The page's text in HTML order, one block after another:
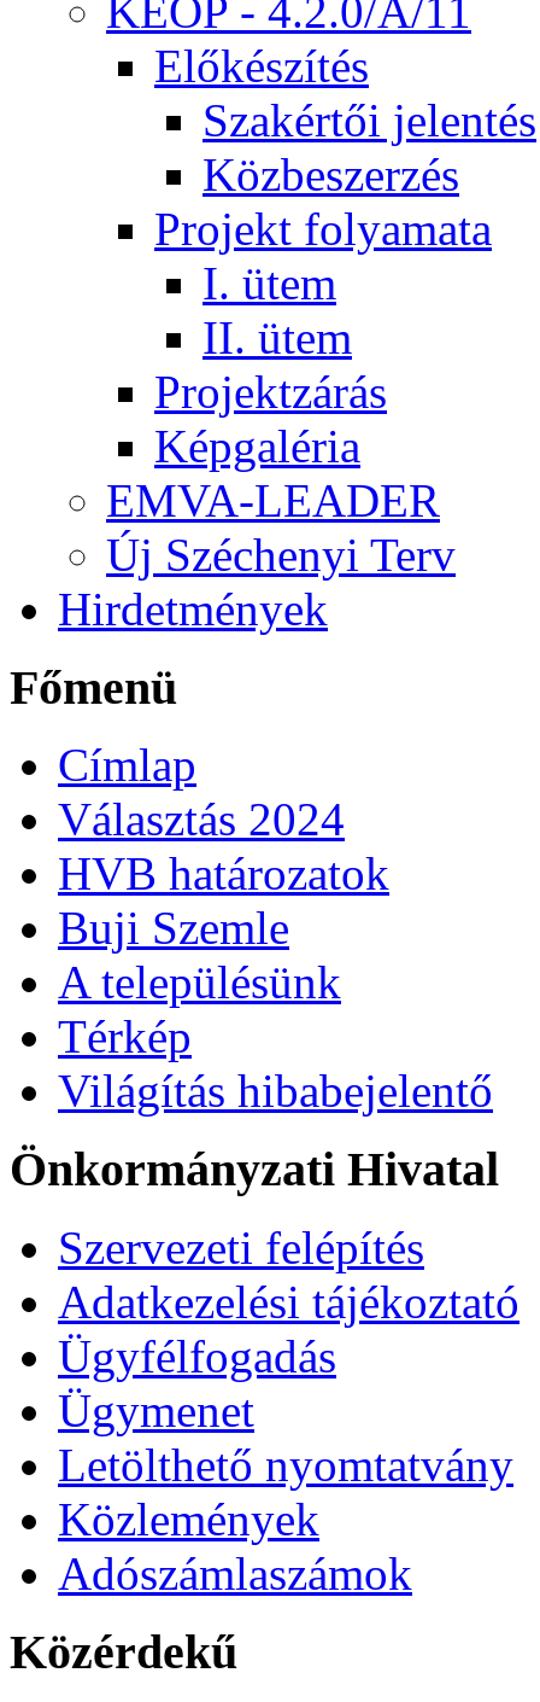
KEOP - 4.2.0/A/11
Előkészítés
Szakértői jelentés
Közbeszerzés
Projekt folyamata
I. ütem
II. ütem
Projektzárás
Képgaléria
EMVA-LEADER
Új Széchenyi Terv
Hirdetmények
Főmenü
Címlap
Választás 2024
HVB határozatok
Buji Szemle
A településünk
Térkép
Világítás hibabejelentő
Önkormányzati Hivatal
Szervezeti felépítés
Adatkezelési tájékoztató
Ügyfélfogadás
Ügymenet
Letölthető nyomtatvány
Közlemények
Adószámlaszámok
Közérdekű